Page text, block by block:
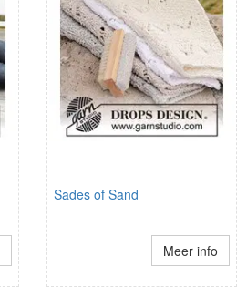
Sades of Sand
Meer info